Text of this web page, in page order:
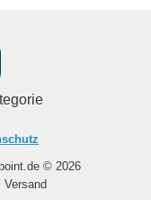
© 2026